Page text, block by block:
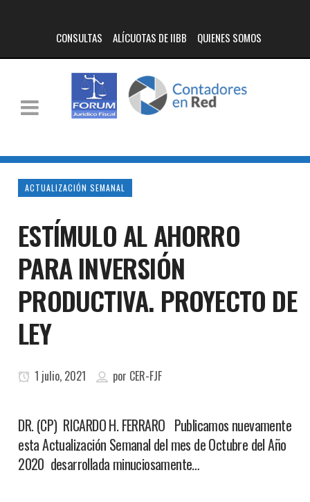
CONSULTAS ALÍCUOTAS DE IIBB QUIENES SOMOS
ACTUALIZACIÓN SEMANAL
ESTÍMULO AL AHORRO
PARA INVERSIÓN
PRODUCTIVA. PROYECTO DE
LEY
1 julio, 2021 por CER-FJF
DR. (CP) RICARDO H. FERRARO Publicamos nuevamente
esta Actualización Semanal del mes de Octubre del Año
2020 desarrollada minuciosamente…